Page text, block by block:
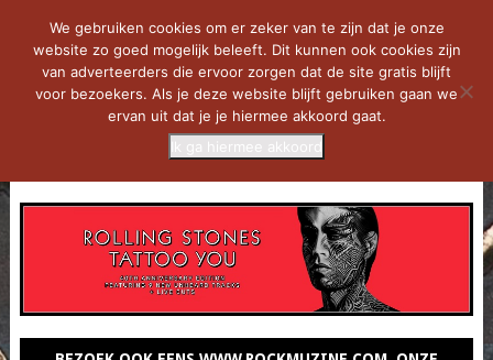
We gebruiken cookies om er zeker van te zijn dat je onze
website zo goed mogelijk beleeft. Dit kunnen ook cookies zijn
van adverteerders die ervoor zorgen dat de site gratis blijft
voor bezoekers. Als je deze website blijft gebruiken gaan we
ervan uit dat je je hiermee akkoord gaat.
Ik ga hiermee akkoord